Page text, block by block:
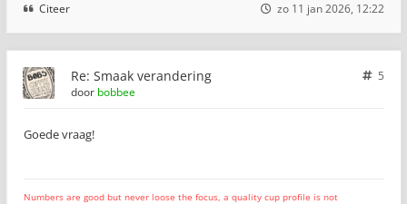
Citeer zo 11 jan 2026, 12:22
Re: Smaak verandering
5
door bobbee
Goede vraag!
Numbers are good but never loose the focus, a quality cup profile is not